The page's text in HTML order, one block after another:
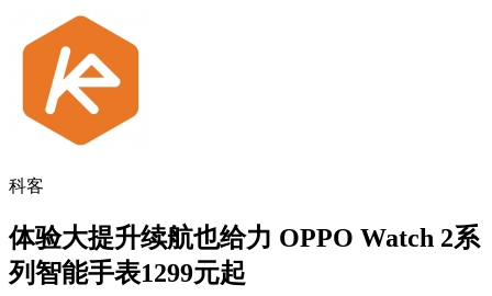
科客
体验大提升续航也给力 OPPO Watch 2系
列智能手表1299元起